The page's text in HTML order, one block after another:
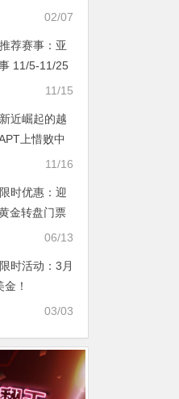
02/07
荐赛事：亚
11/5-11/25
回赛 保底奖
11/15
近崛起的越
上惜败中
Dream
11/16
时优惠：迎
金转盘门票
06/13
时活动：3月
！
03/03